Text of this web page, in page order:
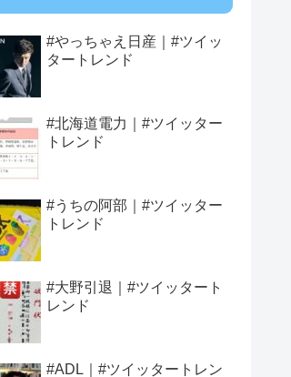
#やっちゃえ日産｜#ツイッ
タートレンド
#北海道電力｜#ツイッター
トレンド
#うちの阿部｜#ツイッター
トレンド
#大野引退｜#ツイッタート
レンド
#ADL｜#ツイッタートレン